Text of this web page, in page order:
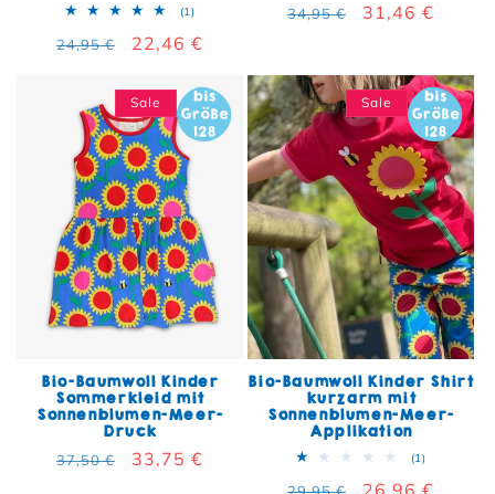
(1)1 Bewertungen insgesamt
Normaler Preis
24,95 € Verkaufspreis
22,46 €
Normaler Preis
34,95 € Verkaufspreis
31,46 €
Sale
Bio-Baumwoll Kinder
Sommerkleid mit
Sonnenblumen-Meer-
Druck
Normaler Preis
37,50 € Verkaufspreis
33,75 €
Sale
Bio-Baumwoll Kinder Shirt
kurzarm mit
Sonnenblumen-Meer-
Applikation
(1)1
Normaler Preis
29,95 € Verkaufspreis
26,96 €